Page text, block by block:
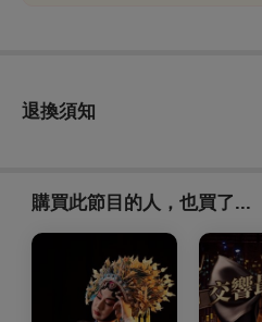
退換須知
購買此節目的人，也買了...